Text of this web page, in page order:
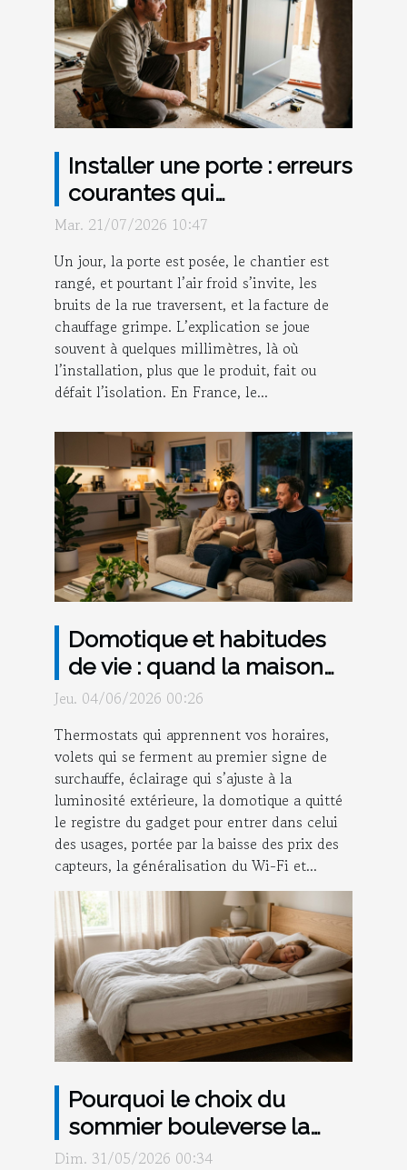
Installer une porte : erreurs
courantes qui
compromettent l’isolation
Mar. 21/07/2026 10:47
Un jour, la porte est posée, le chantier est
rangé, et pourtant l’air froid s’invite, les
bruits de la rue traversent, et la facture de
chauffage grimpe. L’explication se joue
souvent à quelques millimètres, là où
l’installation, plus que le produit, fait ou
défait l’isolation. En France, le...
Domotique et habitudes
de vie : quand la maison
anticipe vos besoins
Jeu. 04/06/2026 00:26
Thermostats qui apprennent vos horaires,
volets qui se ferment au premier signe de
surchauffe, éclairage qui s’ajuste à la
luminosité extérieure, la domotique a quitté
le registre du gadget pour entrer dans celui
des usages, portée par la baisse des prix des
capteurs, la généralisation du Wi-Fi et...
Pourquoi le choix du
sommier bouleverse la
qualité de votre sommeil
Dim. 31/05/2026 00:34